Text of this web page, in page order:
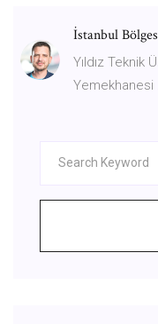
İstanbul
Yıldız Teknik
Yemekhanesi